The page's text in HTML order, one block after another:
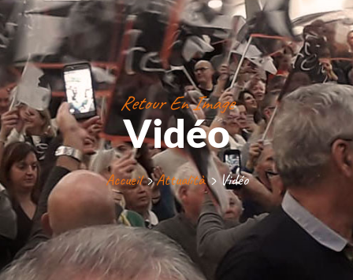
Retour En Image
Vidéo
Accueil›Attualità›Vidéo